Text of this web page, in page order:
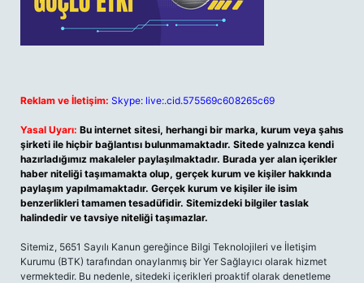
Reklam ve İletişim: Skype: live:.cid.575569c608265c69
Yasal Uyarı: Bu internet sitesi, herhangi bir marka, kurum veya şahıs
şirketi ile hiçbir bağlantısı bulunmamaktadır. Sitede yalnızca kendi
hazırladığımız makaleler paylaşılmaktadır. Burada yer alan içerikler
haber niteliği taşımamakta olup, gerçek kurum ve kişiler hakkında
paylaşım yapılmamaktadır. Gerçek kurum ve kişiler ile isim
benzerlikleri tamamen tesadüfidir. Sitemizdeki bilgiler taslak
halindedir ve tavsiye niteliği taşımazlar.
Sitemiz, 5651 Sayılı Kanun gereğince Bilgi Teknolojileri ve İletişim
Kurumu (BTK) tarafından onaylanmış bir Yer Sağlayıcı olarak hizmet
vermektedir. Bu nedenle, sitedeki içerikleri proaktif olarak denetleme